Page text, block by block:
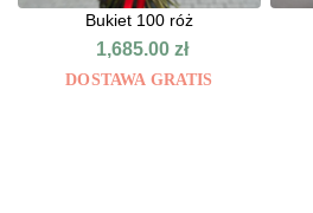
Bukiet 100 róż
1,685.00zł
DOSTAWA GRATIS